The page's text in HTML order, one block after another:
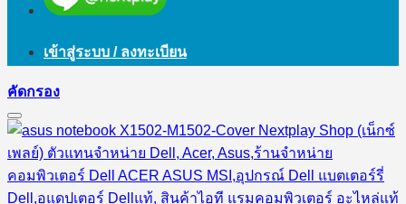
เข้าสู่ระบบ / ลงทะเบียน
คัดกรอง